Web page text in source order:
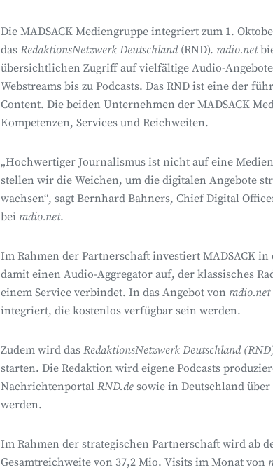
Die MADSACK Mediengruppe integriert zum 1.
das RedaktionsNetzwerk Deutschland(RND). radio.net
übersichtlichen Zugriff auf vielfältige Audio-
Webstreams bis zu Podcasts. Das RND ist eine der
Content. Die beiden Unternehmen der MADSACK
Kompetenzen, Services und Reichweiten.
„Hochwertiger Journalismus ist nicht auf eine
stellen wir die Weichen, um die digitalen Angebote
wachsen“, sagt Bernhard Bahners, Chief Digital
bei radio.net.
Im Rahmen der Partnerschaft investiert MADSACK
damit einen Audio-Aggregator auf, der klassisches
einem Service verbindet. In das Angebot von radio.net
integriert, die kostenlos verfügbar sein werden.
Zudem wird das RedaktionsNetzwerk Deutschland
starten. Die Redaktion wird eigene Podcasts
Nachrichtenportal RND.de sowie in Deutschland
werden.
Im Rahmen der strategischen Partnerschaft wird ab
Gesamtreichweite von 37,2 Mio. Visits im Monat von